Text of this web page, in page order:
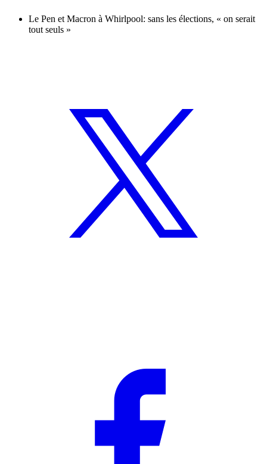
Le Pen et Macron à Whirlpool: sans les élections, « on serait
tout seuls »